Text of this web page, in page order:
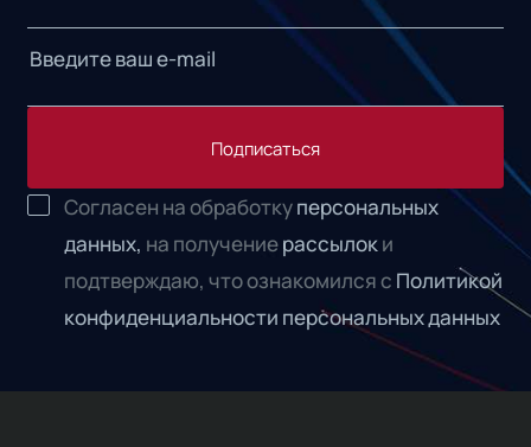
Подписаться
Согласен на обработкуперсональных
данных, на получениерассылоки
подтверждаю, что ознакомился с Политикой
конфиденциальности персональных данных